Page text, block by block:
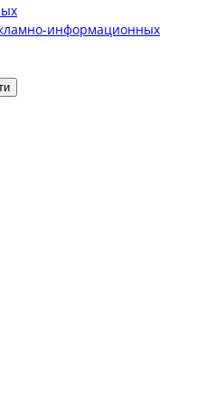
информационных